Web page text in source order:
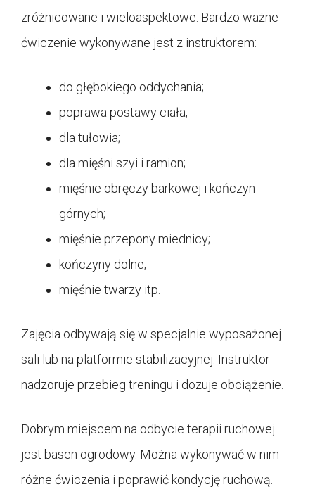
zróżnicowane i wieloaspektowe. Bardzo ważne
ćwiczenie wykonywane jest z instruktorem:
do głębokiego oddychania;
poprawa postawy ciała;
dla tułowia;
dla mięśni szyi i ramion;
mięśnie obręczy barkowej i kończyn
górnych;
mięśnie przepony miednicy;
kończyny dolne;
mięśnie twarzy itp.
Zajęcia odbywają się w specjalnie wyposażonej
sali lub na platformie stabilizacyjnej. Instruktor
nadzoruje przebieg treningu i dozuje obciążenie.
Dobrym miejscem na odbycie terapii ruchowej
jest basen ogrodowy. Można wykonywać w nim
różne ćwiczenia i poprawić kondycję ruchową.